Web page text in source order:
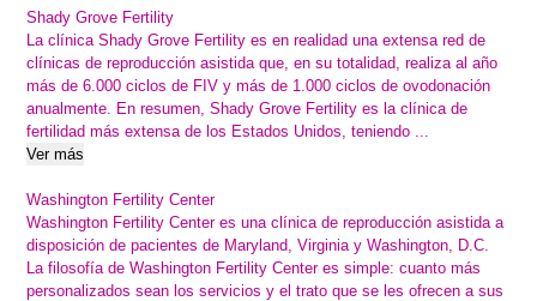
Shady Grove Fertility
La clínica Shady Grove Fertility es en realidad una extensa red de
clínicas de reproducción asistida que, en su totalidad, realiza al año
más de 6.000 ciclos de FIV y más de 1.000 ciclos de ovodonación
anualmente. En resumen, Shady Grove Fertility es la clínica de
fertilidad más extensa de los Estados Unidos, teniendo ...
Ver más
Washington Fertility Center
Washington Fertility Center es una clínica de reproducción asistida a
disposición de pacientes de Maryland, Virginia y Washington, D.C.
La filosofía de Washington Fertility Center es simple: cuanto más
personalizados sean los servicios y el trato que se les ofrecen a sus